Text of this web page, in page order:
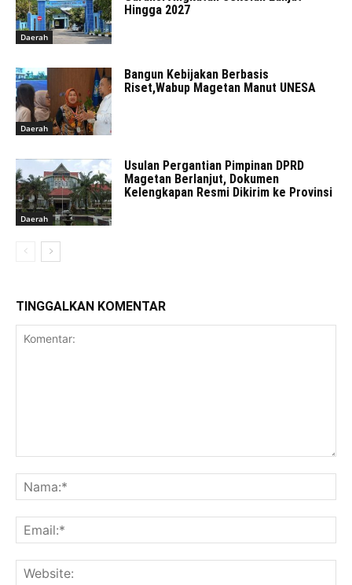
Daerah
Hingga 2027
Daerah
Bangun Kebijakan Berbasis
Riset,Wabup Magetan Manut UNESA
Daerah
Usulan Pergantian Pimpinan DPRD
Magetan Berlanjut, Dokumen
Kelengkapan Resmi Dikirim ke Provinsi
TINGGALKAN KOMENTAR